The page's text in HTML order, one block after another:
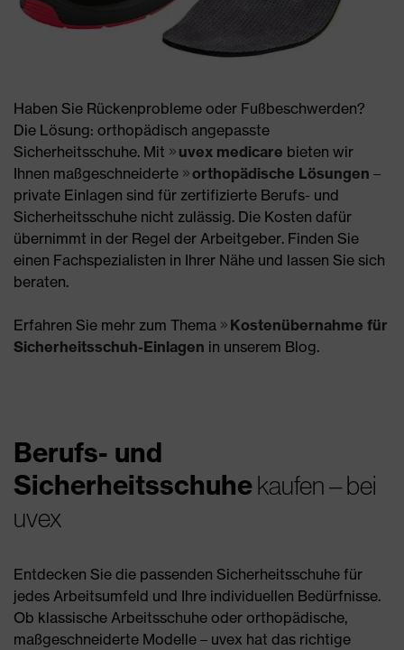
Haben Sie Rückenprobleme oder Fußbeschwerden?
Die Lösung: orthopädisch angepasste
Sicherheitsschuhe. Mit
uvex medicare bieten wir
Ihnen maßgeschneiderte
orthopädische Lösungen –
private Einlagen sind für zertifizierte Berufs- und
Sicherheitsschuhe nicht zulässig. Die Kosten dafür
übernimmt in der Regel der Arbeitgeber. Finden Sie
einen Fachspezialisten in Ihrer Nähe und lassen Sie sich
beraten.
Erfahren Sie mehr zum Thema
Kostenübernahme für
Sicherheitsschuh-Einlagen in unserem Blog.
Berufs- und
Sicherheitsschuhekaufen – bei
uvex
Entdecken Sie die passenden Sicherheitsschuhe für
jedes Arbeitsumfeld und Ihre individuellen Bedürfnisse.
Ob klassische Arbeitsschuhe oder orthopädische,
maßgeschneiderte Modelle – uvex hat das richtige